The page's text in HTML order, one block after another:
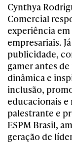
Cynthya
Comercial
experiência
empresariais.
publicidade,
gamer antes
dinâmica e
inclusão,
educacionais e
palestrante e
ESPM Brasil,
geração de